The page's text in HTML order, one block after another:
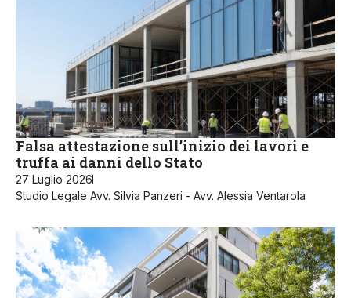
Falsa attestazione sull’inizio dei lavori e
truffa ai danni dello Stato
27 Luglio 2026
Studio Legale Avv. Silvia Panzeri - Avv. Alessia Ventarola